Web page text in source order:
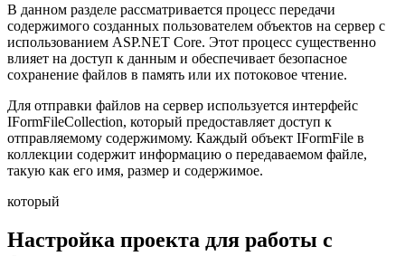
В данном разделе рассматривается процесс передачи
содержимого созданных пользователем объектов на сервер с
использованием ASP.NET Core. Этот процесс существенно
влияет на доступ к данным и обеспечивает безопасное
сохранение файлов в память или их потоковое чтение.
Для отправки файлов на сервер используется интерфейс
IFormFileCollection, который предоставляет доступ к
отправляемому содержимому. Каждый объект IFormFile в
коллекции содержит информацию о передаваемом файле,
такую как его имя, размер и содержимое.
который
Настройка проекта для работы с